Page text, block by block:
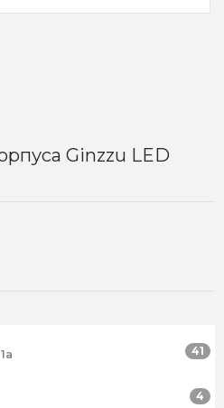
Ginzzu LED
41
4